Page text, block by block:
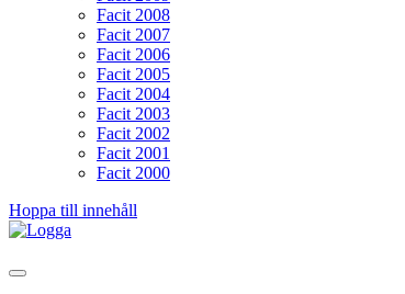
Facit 2008
Facit 2007
Facit 2006
Facit 2005
Facit 2004
Facit 2003
Facit 2002
Facit 2001
Facit 2000
Hoppa till innehåll
Lundarundan
Upptäck Lund genom fotoorientering